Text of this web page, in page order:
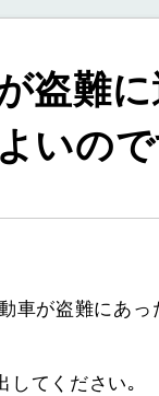
盗難
いの
車が盗難にあ
してください｡